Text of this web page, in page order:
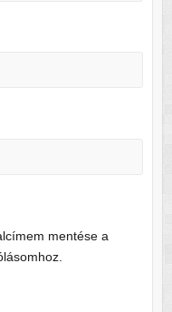
mentése a